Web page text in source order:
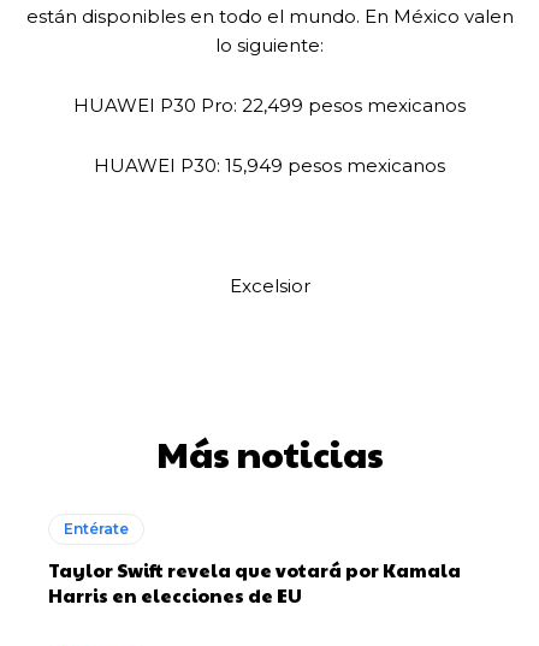
están disponibles en todo el mundo. En México valen
lo siguiente:
HUAWEI P30 Pro: 22,499 pesos mexicanos
HUAWEI P30: 15,949 pesos mexicanos
Excelsior
Más noticias
Entérate
Taylor Swift revela que votará por Kamala
Harris en elecciones de EU